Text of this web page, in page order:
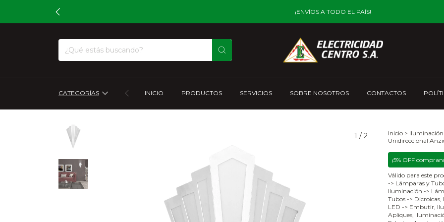
¡ENVÍOS A TODO EL PAÍS!
CATEGORÍAS INICIO PRODUCTOS SERVICIOS SOBRE NOSOTROS CONTACTOS
1 / 2 Inicio > Iluminación
Unidireccional
¡5% OFF
Válido para este
-> Lámparas y
Iluminación ->
Tubos ->
LED -> Embutir,
Apliques,